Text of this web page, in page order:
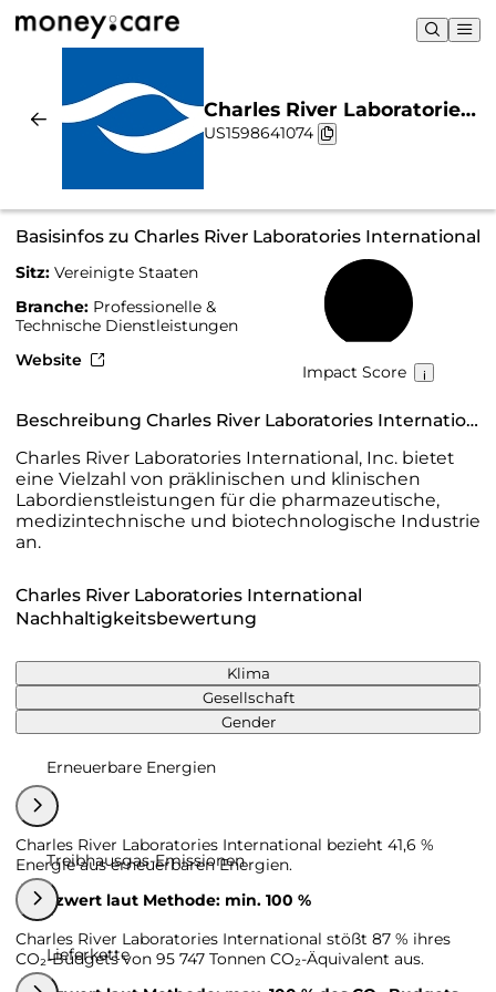
Charles River Laboratories
International |
US1598641074
Basisinfos zu Charles River Laboratories International
Sitz: Vereinigte Staaten
Branche: Professionelle &
Technische Dienstleistungen
Website
Impact Score
Beschreibung Charles River Laboratories International
Charles River Laboratories International, Inc. bietet
eine Vielzahl von präklinischen und klinischen
Labordienstleistungen für die pharmazeutische,
medizintechnische und biotechnologische Industrie
an.
Charles River Laboratories International
Nachhaltigkeitsbewertung
Klima
Gesellschaft
Gender
Erneuerbare Energien
Charles River Laboratories International bezieht 41,6 %
Energie aus erneuerbaren Energien.
Grenzwert laut Methode: min. 100 %
Treibhausgas-Emissionen
Charles River Laboratories International stößt 87 % ihres
CO₂-Budgets von 95 747 Tonnen CO₂-Äquivalent aus.
Lieferkette